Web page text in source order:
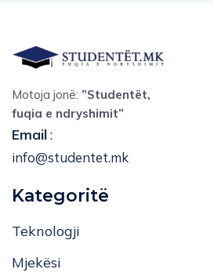
Motoja jonë: ”Studentët,
fuqia e ndryshimit”
Email:
info@studentet.mk
Kategoritë
Teknologji
Mjekësi